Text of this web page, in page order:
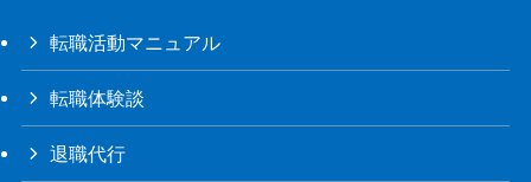
転職活動マニュアル
転職体験談
退職代行